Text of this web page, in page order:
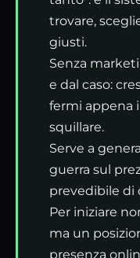
trovare,
giusti.
Senza
e dal caso:
fermi appena
squillare.
Serve a
guerra sul
prevedibile di
Per iniziare
ma un
presenza